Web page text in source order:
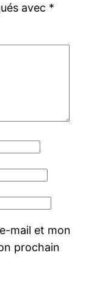
avec *
mail et mon
prochain